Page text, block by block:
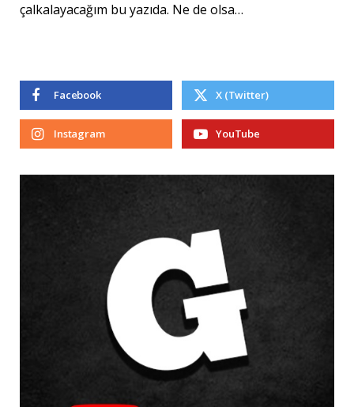
çalkalayacağım bu yazıda. Ne de olsa…
Facebook X (Twitter)
Instagram YouTube